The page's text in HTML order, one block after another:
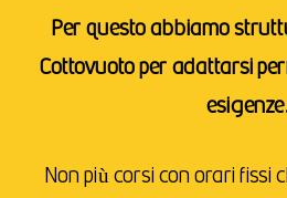
Per questo abbiamo
Cottovuoto per adattarsi
Non più corsi con orari fissi